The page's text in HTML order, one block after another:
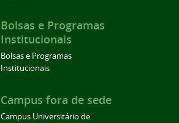
Bolsas e Programas
Institucionais
Bolsas e Programas
Institucionais
Campus fora de sede
Campus Universitário de